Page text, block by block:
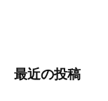
最近の投稿